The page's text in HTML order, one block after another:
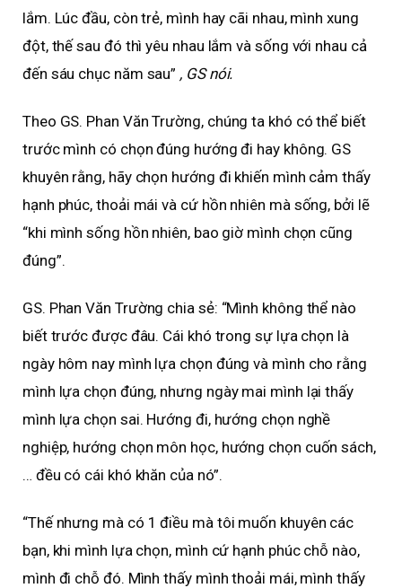
lắm. Lúc đầu, còn trẻ, mình hay cãi nhau, mình xung
đột, thế sau đó thì yêu nhau lắm và sống với nhau cả
đến sáu chục năm sau” , GS nói.
Theo GS. Phan Văn Trường, chúng ta khó có thể biết
trước mình có chọn đúng hướng đi hay không. GS
khuyên rằng, hãy chọn hướng đi khiến mình cảm thấy
hạnh phúc, thoải mái và cứ hồn nhiên mà sống, bởi lẽ
“khi mình sống hồn nhiên, bao giờ mình chọn cũng
đúng”.
GS. Phan Văn Trường chia sẻ: “Mình không thể nào
biết trước được đâu. Cái khó trong sự lựa chọn là
ngày hôm nay mình lựa chọn đúng và mình cho rằng
mình lựa chọn đúng, nhưng ngày mai mình lại thấy
mình lựa chọn sai. Hướng đi, hướng chọn nghề
nghiệp, hướng chọn môn học, hướng chọn cuốn sách,
… đều có cái khó khăn của nó”.
“Thế nhưng mà có 1 điều mà tôi muốn khuyên các
bạn, khi mình lựa chọn, mình cứ hạnh phúc chỗ nào,
mình đi chỗ đó. Mình thấy mình thoải mái, mình thấy